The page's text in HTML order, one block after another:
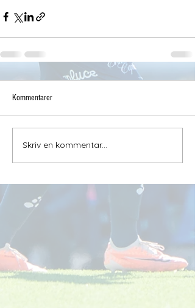
Kommentarer
Skriv en kommentar...